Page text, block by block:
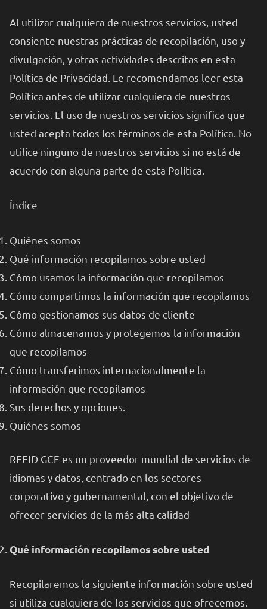
Al utilizar cualquiera de nuestros servicios, usted
consiente nuestras prácticas de recopilación, uso y
divulgación, y otras actividades descritas en esta
Política de Privacidad. Le recomendamos leer esta
Política antes de utilizar cualquiera de nuestros
servicios. El uso de nuestros servicios significa que
usted acepta todos los términos de esta Política. No
utilice ninguno de nuestros servicios si no está de
acuerdo con alguna parte de esta Política.
Índice
Quiénes somos
Qué información recopilamos sobre usted
Cómo usamos la información que recopilamos
Cómo compartimos la información que recopilamos
Cómo gestionamos sus datos de cliente
Cómo almacenamos y protegemos la información
que recopilamos
Cómo transferimos internacionalmente la
información que recopilamos
Sus derechos y opciones.
Quiénes somos
REEID GCE es un proveedor mundial de servicios de
idiomas y datos, centrado en los sectores
corporativo y gubernamental, con el objetivo de
ofrecer servicios de la más alta calidad
Qué información recopilamos sobre usted
Recopilaremos la siguiente información sobre usted
si utiliza cualquiera de los servicios que ofrecemos.